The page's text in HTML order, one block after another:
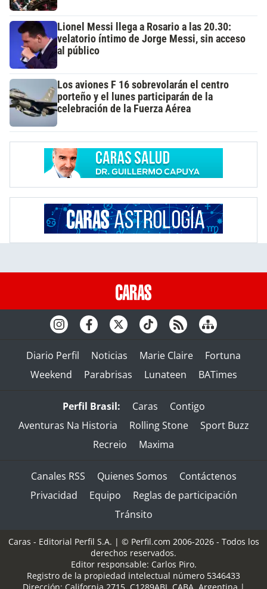
Lionel Messi llega a Rosario a las 20.30:
velatorio íntimo de Jorge Messi, sin acceso
al público
Los aviones F 16 sobrevolarán el centro
porteño y el lunes participarán de la
celebración de la Fuerza Aérea
Diario Perfil Noticias Marie Claire
Fortuna
Weekend
Parabrisas Lunateen BATimes
Perfil Brasil: Caras
Contigo
Aventuras Na Historia
Rolling Stone
Sport Buzz
Recreio
Maxima
Canales RSS Quienes Somos
Contáctenos
Privacidad
Equipo
Reglas de participación
Tránsito
Caras - Editorial Perfil S.A. | © Perfil.com 2006-2026 - Todos los
derechos reservados.
Editor responsable: Carlos Piro.
Registro de la propiedad intelectual número 5346433